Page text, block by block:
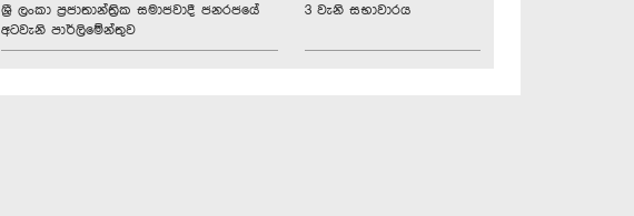
ශ්‍රී ලංකා ප්‍රජාතාන්ත්‍රික සමාජවාදී ජනරජයේ
අටවැනි පාර්ලිමේන්තුව
3 වැනි සභාවාරය